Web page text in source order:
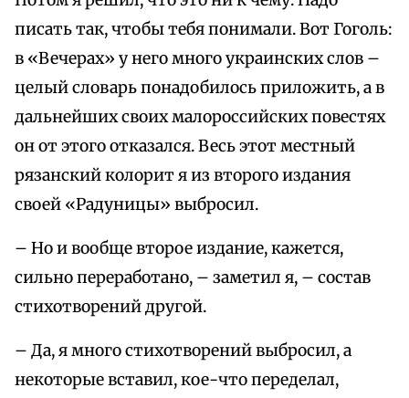
писать так, чтобы тебя понимали. Вот Гоголь:
в «Вечерах» у него много украинских слов –
целый словарь понадобилось приложить, а в
дальнейших своих малороссийских повестях
он от этого отказался. Весь этот местный
рязанский колорит я из второго издания
своей «Радуницы» выбросил.
– Но и вообще второе издание, кажется,
сильно переработано, – заметил я, – состав
стихотворений другой.
– Да, я много стихотворений выбросил, а
некоторые вставил, кое-что переделал,